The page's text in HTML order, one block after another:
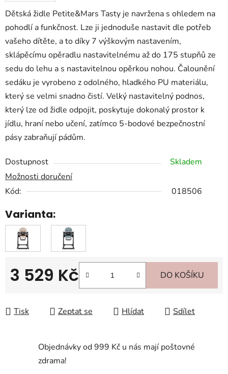
Dětská židle Petite&Mars Tasty je navržena s ohledem na
pohodlí a funkčnost. Lze ji jednoduše nastavit dle potřeb
vašeho dítěte, a to díky 7 výškovým nastavením,
sklápěcímu opěradlu nastavitelnému až do 175 stupňů ze
sedu do lehu a s nastavitelnou opěrkou nohou. Čalounění
sedáku je vyrobeno z odolného, hladkého PU materiálu,
který se velmi snadno čistí. Velký nastavitelný podnos,
který lze od židle odpojit, poskytuje dokonalý prostor k
jídlu, hraní nebo učení, zatímco 5-bodové bezpečnostní
pásy zabraňují pádům.
Dostupnost
Skladem
Možnosti doručení
Kód:
018506
Varianta:
3 529 Kč DO KOŠÍKU
Tisk Zeptat se Hlídat Sdílet
Objednávky od 999 Kč u nás mají poštovné
zdrama!